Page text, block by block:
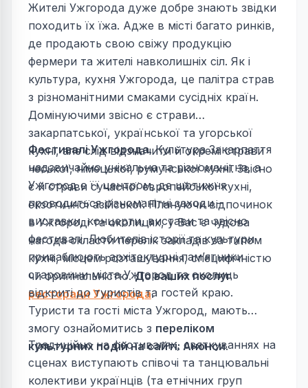
Жителі Ужгорода дуже добре знають звідки
походить їх їжа. Адже в місті багато ринків,
де продають свою свіжу продукцію
фермери та жителі навколишніх сіл. Як і
культура, кухня Ужгорода, це палітра страв
з різноманітними смаками сусідніх країн.
Домінуючими звісно є страви
закарпатської, української та угорської
кухні, але слід відзначити й окремі страви
чеської, німецької, румунської кухні. Звісно
є й страви сучасної європейської кухні,
екзотичної азійської. Плануючи відпочинок
в Ужгороді та околицях, у Вас є чудова
нагода скласти перелік закладів за типом
кухні, місцем розташування, специфічністю
чи оригінальністю.До ваших послуг
ресторани Ужгорода.
Фестивалі Ужгорода. Культура Закарпаття
надзвичайно унікальна та різноманітна, а
Ужгород є її центром, де щотижня
проводиться різноманітні заходи –
виставки, концерти, вистави та звісно
фестивалі. Любителів історії та культури
приваблюють архітектурні пам’ятники
старовини міста Ужгород та околиць
відкриті до туристів та гостей краю.
Туристи та гості міста Ужгород, мають
змогу ознайомитись з переліком
культурних подій на сайті: Анонси.
Традиційно на фестивалях, святкуваннях на
сценах виступають співочі та танцювальні
колективи українців (та етнічних груп